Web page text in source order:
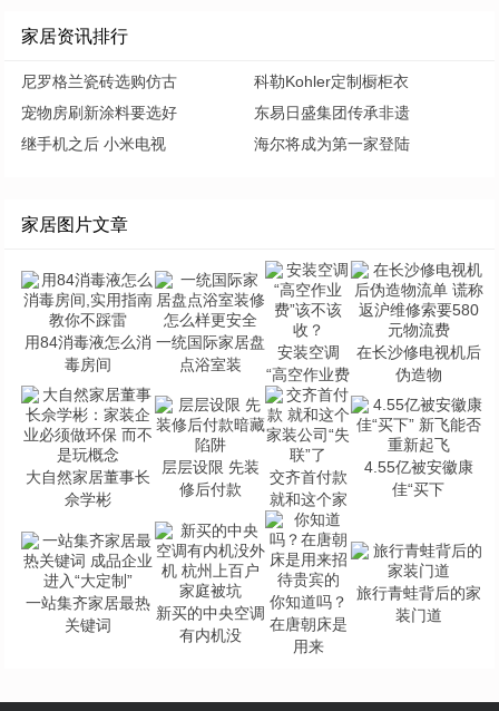
家居资讯排行
尼罗格兰瓷砖选购仿古
科勒Kohler定制橱柜衣
宠物房刷新涂料要选好
东易日盛集团传承非遗
继手机之后 小米电视
海尔将成为第一家登陆
家居图片文章
用84消毒液怎么消
毒房间
一统国际家居盘
点浴室装
安装空调
“高空作业费
在长沙修电视机后
伪造物
大自然家居董事长
佘学彬
层层设限 先装
修后付款
交齐首付款
就和这个家
4.55亿被安徽康
佳“买下
一站集齐家居最热
关键词
新买的中央空调
有内机没
你知道吗？
在唐朝床是
用来
旅行青蛙背后的家
装门道